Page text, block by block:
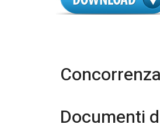
Documenti